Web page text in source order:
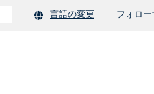
言語の変更 フォロー